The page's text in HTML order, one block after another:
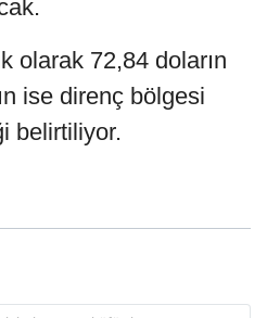
olarak 72,84 doların
ise direnç bölgesi
belirtiliyor.​​​​​​​